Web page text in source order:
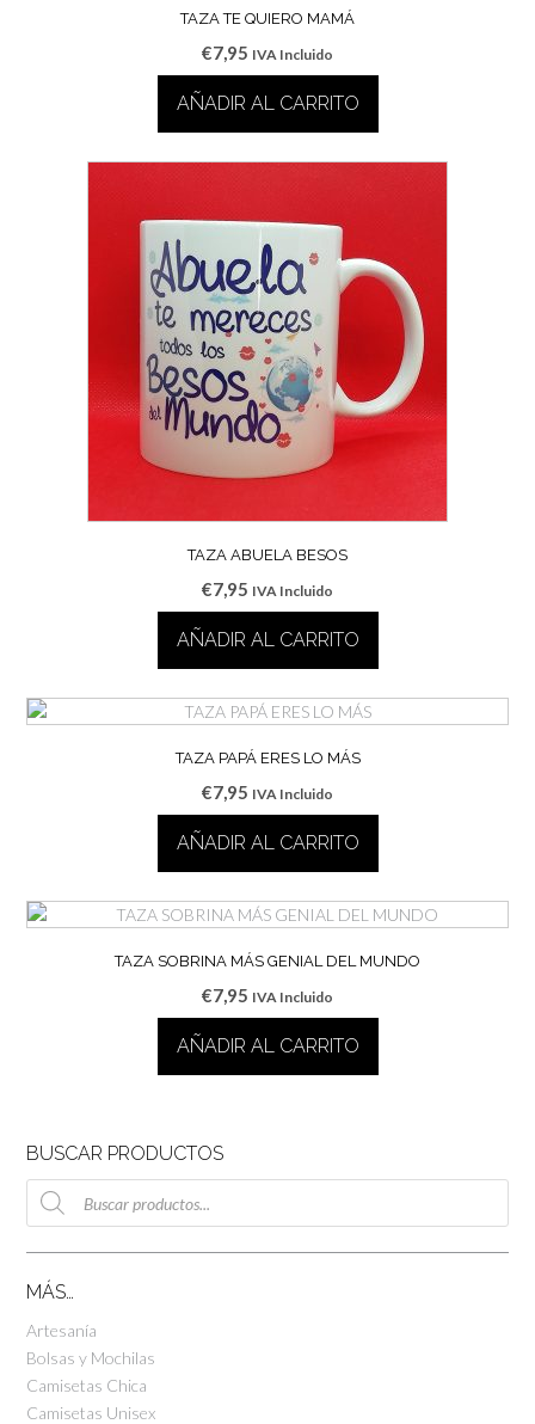
TAZA TE QUIERO MAMÁ
€7,95 IVA Incluido
AÑADIR AL CARRITO
TAZA ABUELA BESOS
€7,95 IVA Incluido
AÑADIR AL CARRITO
TAZA PAPÁ ERES LO MÁS
€7,95 IVA Incluido
AÑADIR AL CARRITO
TAZA SOBRINA MÁS GENIAL DEL MUNDO
€7,95 IVA Incluido
AÑADIR AL CARRITO
BUSCAR PRODUCTOS
Búsqueda
de
productos
MÁS…
Artesanía
Bolsas y Mochilas
Camisetas Chica
Camisetas Unisex